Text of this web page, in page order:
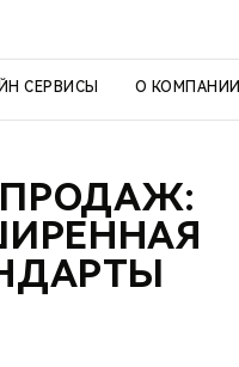
СЕРВИСЫ О КОМПАНИИ
ПРОДАЖ: